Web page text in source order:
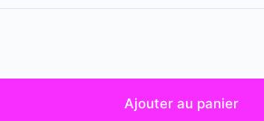
Ajouter au panier